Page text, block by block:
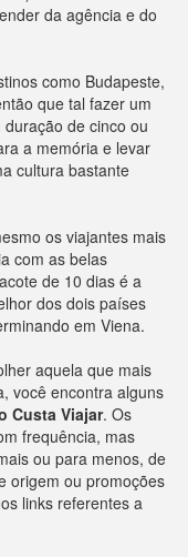
da agência e do
como Budapeste,
que tal fazer um
de cinco ou
a memória e levar
cultura bastante
os viajantes mais
com as belas
de 10 dias é a
dos dois países
em Viena.
aquela que mais
você encontra alguns
Custa Viajar. Os
frequência, mas
ou para menos, de
origem ou promoções
links referentes a